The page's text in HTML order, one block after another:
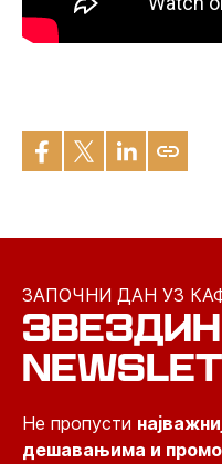
ЗАПОЧНИ ДАН УЗ
ЗВЕЗДИН
Не пропусти
дешавањима и